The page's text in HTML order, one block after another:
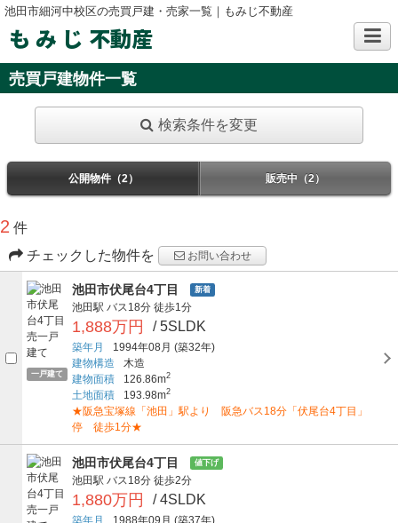
池田市細河中校区の売買戸建・売家一覧｜もみじ不動産
も み じ 不動産
売買戸建物件一覧
検索条件を変更
公開物件（2） 販売中（2）
2 件
チェックした物件を
お問い合わせ
一戸建て
池田市伏尾台4丁目 新着
池田駅 バス18分 徒歩1分
1,888万円 / 5SLDK
築年月 1994年08月 (築32年)
建物構造
木造
建物面積
126.86m2
土地面積 193.98m2
★阪急宝塚線「池田」駅より 阪急バス18分「伏尾台4丁目」
停 徒歩1分★
池田市伏尾台4丁目 値下げ
池田駅 バス18分 徒歩2分
1,880万円 / 4SLDK
築年月 1988年09月 (築37年)